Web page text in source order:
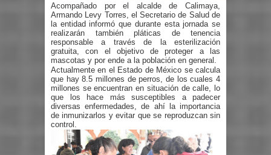
Acompañado por el alcalde de Calimaya,
Armando Levy Torres, el Secretario de Salud de
la entidad informó que durante esta jornada se
realizarán también pláticas de tenencia
responsable a través de la esterilización
gratuita, con el objetivo de proteger a las
mascotas y por ende a la población en general.
Actualmente en el Estado de México se calcula
que hay 8.5 millones de perros, de los cuales 4
millones se encuentran en situación de calle, lo
que los hace más susceptibles a padecer
diversas enfermedades, de ahí la importancia
de inmunizarlos y evitar que se reproduzcan sin
control.